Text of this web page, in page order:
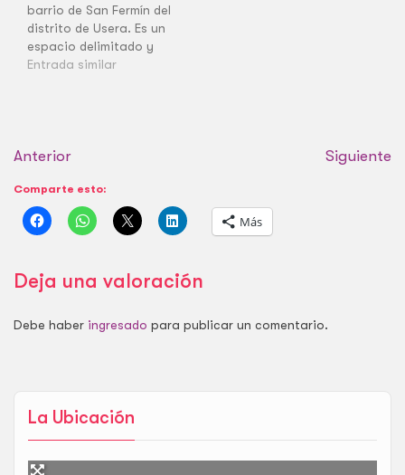
La Ubicación
barrio de San Fermín del
distrito de Usera. Es un
espacio delimitado y
funcional, esencial para
acotada para la suelta
diarias de los…
Entrada similar
Anterior Siguiente
Comparte esto:
Más
Deja una valoración
Debe haber ingresado para publicar un comentario.